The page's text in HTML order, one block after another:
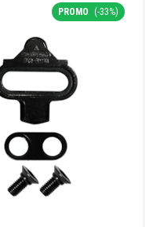
PROMO (-33%)